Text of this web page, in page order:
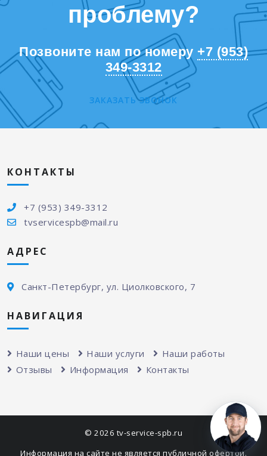
проблему?
Позвоните нам по номеру +7 (953)
349-3312
ЗАКАЗАТЬ ЗВОНОК
КОНТАКТЫ
+7 (953) 349-3312
tvservicespb@mail.ru
АДРЕС
Санкт-Петербург, ул. Циолковского, 7
НАВИГАЦИЯ
Наши цены Наши услуги
Наши работы
Отзывы
Информация Контакты
© 2026 tv-service-spb.ru
Информация на сайте не является публичной офертой.